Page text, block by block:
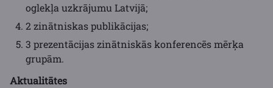
oglekļa uzkrājumu Latvijā;
2 zinātniskas publikācijas;
3 prezentācijas zinātniskās konferencēs mērķa
grupām.
Aktualitātes